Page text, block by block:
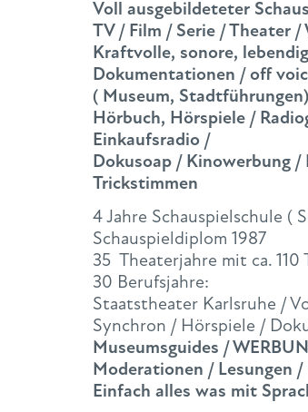
Voll ausgebildeteter
TV / Film / Serie / Theater /
Kraftvolle, sonore,
Dokumentationen / off
( Museum, Stadtführungen)
Hörbuch, Hörspiele /
Einkaufsradio /
Dokusoap / Kinowerbung /
Trickstimmen
4 Jahre Schauspielschule (
Schauspieldiplom 1987
35 Theaterjahre mit ca.
30 Berufsjahre:
Staatstheater Karlsruhe /
Synchron / Hörspiele /
Museumsguides /
Moderationen / Lesungen
Einfach alles was mit